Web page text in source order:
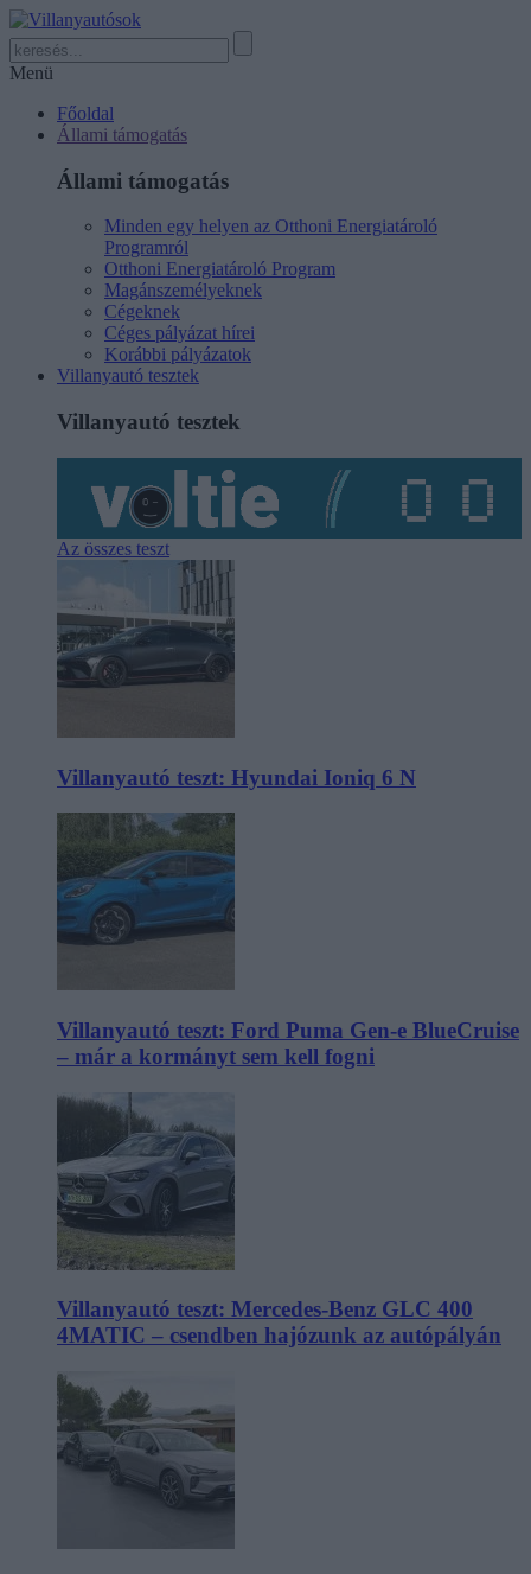
Menü
Főoldal
Állami támogatás
Állami támogatás
Minden egy helyen az Otthoni Energiatároló
Programról
Otthoni Energiatároló Program
Magánszemélyeknek
Cégeknek
Céges pályázat hírei
Korábbi pályázatok
Villanyautó tesztek
Villanyautó tesztek
Az összes teszt
Villanyautó teszt: Hyundai Ioniq 6 N
Villanyautó teszt: Ford Puma Gen-e BlueCruise
– már a kormányt sem kell fogni
Villanyautó teszt: Mercedes-Benz GLC 400
4MATIC – csendben hajózunk az autópályán